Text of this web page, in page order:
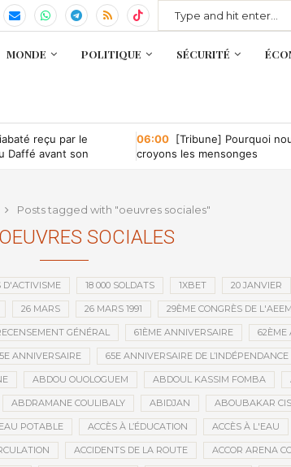
MONDE POLITIQUE SÉCURITÉ
reçu par le
Daffé avant son
06:00 [Tribune] Pourquoi
croyons les mensonges
Posts tagged with "oeuvres sociales"
OEUVRES SOCIALES
D'ACTIVISME 18 000 SOLDATS 1XBET 20 JANVIER
26 MARS 26 MARS 1991 29ÈME CONGRÈS DE L'AEEM
GÉNÉRAL 61ÈME ANNIVERSAIRE 62ÈME
ANNIVERSAIRE 65E ANNIVERSAIRE DE L’INDÉPENDANCE
ABDOU OUOLOGUEM ABDOUL KASSIM FOMBA
ABDRAMANE COULIBALY ABIDJAN ABOUBAKAR
POTABLE ACCÈS À L’ÉDUCATION ACCÈS À L'EAU
ACCIDENTS DE LA ROUTE ACCOR ARENA